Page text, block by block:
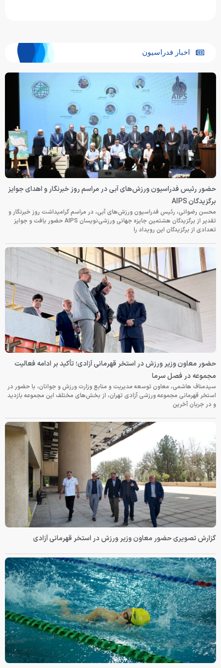
اخبار فدراسیون
حضور رئیس فدراسیون ورزش‌های آبی در مراسم روز خبرنگار و اهدای جوایز
برگزیدگان AIPS
محسن رضوانی، رئیس فدراسیون ورزش‌های آبی، در مراسم گرامیداشت روز خبرنگار و
تقدیر از برگزیدگان هشتمین جایزه جهانی ورزشی‌نویسان AIPS حضور یافت و جوایز
تعدادی از برگزیدگان این رویداد را
حضور معاون وزیر ورزش در استخر قهرمانی آزادی؛ تأکید بر ادامه فعالیت
مجموعه در فصل سرما
سیدمناف هاشمی، معاون توسعه مدیریت و منابع وزارت ورزش و جوانان، با حضور در
استخر قهرمانی مجموعه ورزشی آزادی تهران، از بخش‌های مختلف این مجموعه بازدید
و در جریان آخرین
گزارش تصویری حضور معاون وزیر ورزش در استخر قهرمانی آزادی